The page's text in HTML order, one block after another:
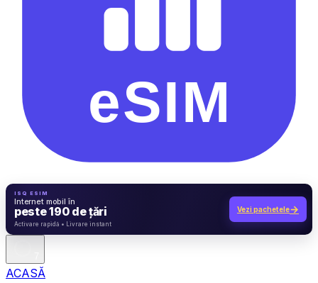
ISQ ESIM
Internet mobil în
peste 190 de țări Vezi pachetele→
ACASĂ